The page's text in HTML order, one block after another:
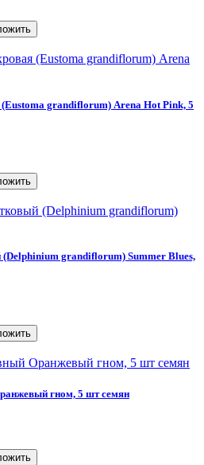
grandiflorum) Arena Hot Pink, 5
grandiflorum) Summer Blues,
гном, 5 шт семян